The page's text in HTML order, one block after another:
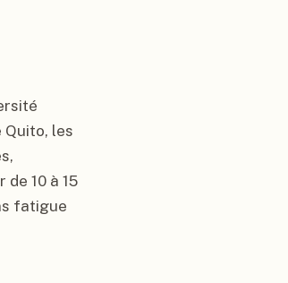
les
10 à 15
fatigue